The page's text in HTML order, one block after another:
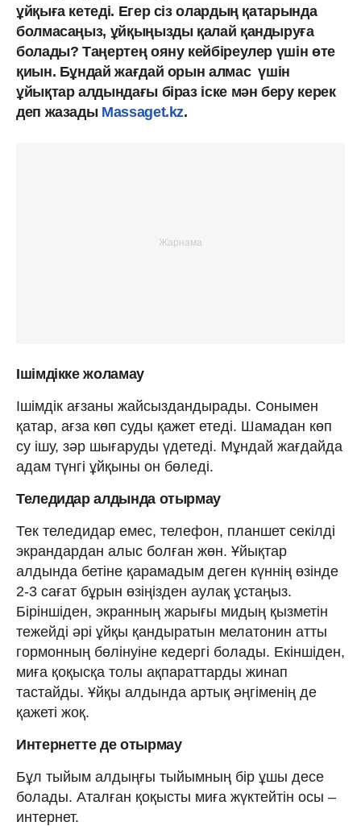
ұйқыға кетеді. Егер сіз олардың қатарында
болмасаңыз, ұйқыңызды қалай қандыруға
болады? Таңертең ояну кейбіреулер үшін өте
қиын. Бұндай жағдай орын алмас үшін
ұйықтар алдындағы біраз іске мән беру керек
деп жазады Massaget.kz.
Ішімдікке жоламау
Ішімдік ағзаны жайсыздандырады. Сонымен
қатар, ағза көп суды қажет етеді. Шамадан көп
су ішу, зәр шығаруды үдетеді. Мұндай жағдайда
адам түнгі ұйқыны он бөледі.
Теледидар алдында отырмау
Тек теледидар емес, телефон, планшет секілді
экрандардан алыс болған жөн. Ұйықтар
алдында бетіне қарамадым деген күннің өзінде
2-3 сағат бұрын өзіңізден аулақ ұстаңыз.
Біріншіден, экранның жарығы мидың қызметін
тежейді әрі ұйқы қандыратын мелатонин атты
гормонның бөлінуіне кедергі болады. Екіншіден,
миға қоқысқа толы ақпараттарды жинап
тастайды. Ұйқы алдында артық әңгіменің де
қажеті жоқ.
Интернетте де отырмау
Бұл тыйым алдыңғы тыйымның бір ұшы десе
болады. Аталған қоқысты миға жүктейтін осы –
интернет.